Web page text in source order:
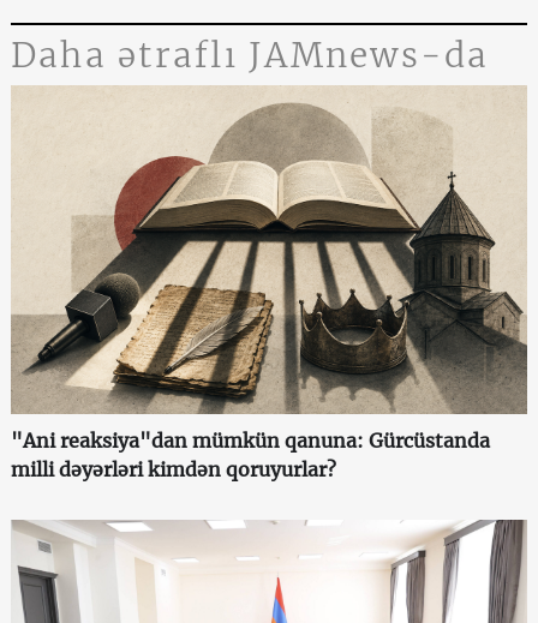
Daha ətraflı JAMnews-da
"Ani reaksiya"dan mümkün qanuna: Gürcüstanda
milli dəyərləri kimdən qoruyurlar?